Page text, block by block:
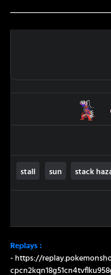
stall sun stack
Replays :
- https://